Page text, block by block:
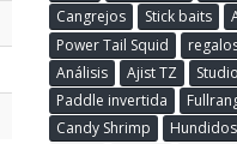
Cangrejos
Stick baits
Power Tail Squid
Análisis
Ajist TZ
Paddle invertida
Candy Shrimp
Hundidos